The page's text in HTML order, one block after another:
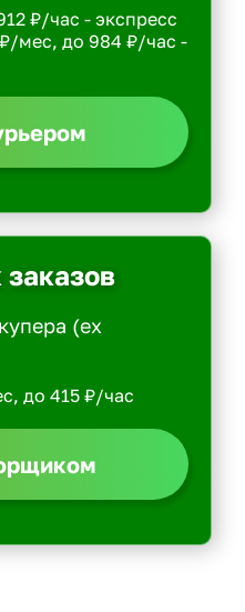
₽/час - экспресс
мес, до 984 ₽/час -
до 415 ₽/час